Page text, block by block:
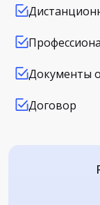
Документы
Договор